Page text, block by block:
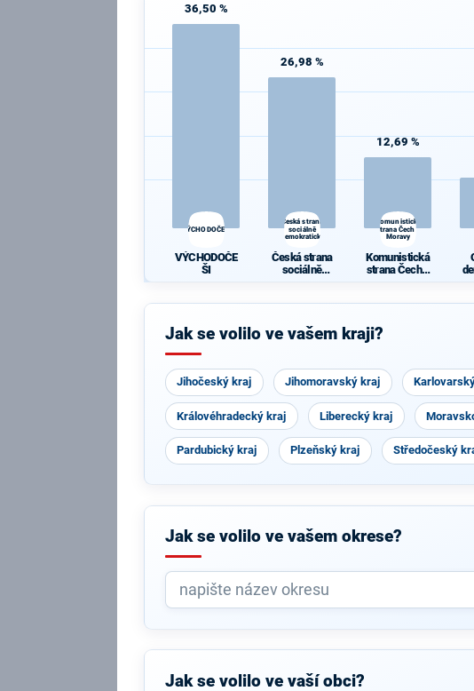
36,50 %
VÝCHODOČEŠI
VÝCHODOČE
ŠI
26,98 %
Česká strana
sociálně
demokratická
Česká strana
sociálně
12,69 %
Komunistická
strana Čech a
Moravy
Komunistická
strana Čech a
Jak se volilo ve vašem kraji?
Jihočeský kraj Jihomoravský kraj
Královéhradecký kraj Liberecký kraj
Pardubický kraj Plzeňský kraj Středočeský
Jak se volilo ve vašem okrese?
Jak se volilo ve vaší obci?